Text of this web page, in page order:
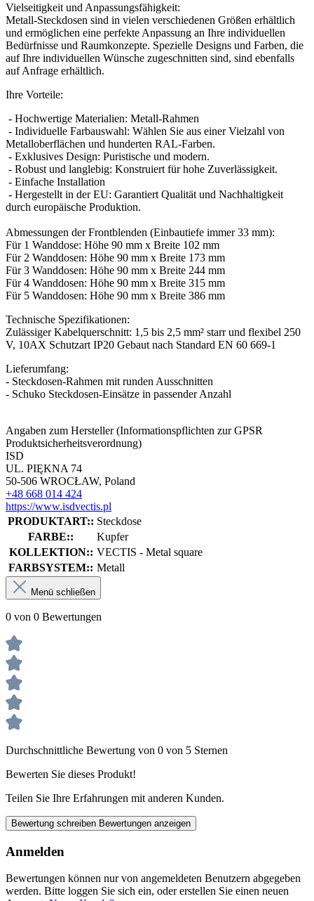
Vielseitigkeit und Anpassungsfähigkeit:
Metall-Steckdosen sind in vielen verschiedenen Größen erhältlich
und ermöglichen eine perfekte Anpassung an Ihre individuellen
Bedürfnisse und Raumkonzepte. Spezielle Designs und Farben, die
auf Ihre individuellen Wünsche zugeschnitten sind, sind ebenfalls
auf Anfrage erhältlich.
Ihre Vorteile:
- Hochwertige Materialien: Metall-Rahmen
- Individuelle Farbauswahl: Wählen Sie aus einer Vielzahl von
Metalloberflächen und hunderten RAL-Farben.
- Exklusives Design: Puristische und modern.
- Robust und langlebig: Konstruiert für hohe Zuverlässigkeit.
- Einfache Installation
- Hergestellt in der EU: Garantiert Qualität und Nachhaltigkeit
durch europäische Produktion.
Abmessungen der Frontblenden (Einbautiefe immer 33 mm):
Für 1 Wanddose: Höhe 90 mm x Breite 102 mm
Für 2 Wanddosen: Höhe 90 mm x Breite 173 mm
Für 3 Wanddosen: Höhe 90 mm x Breite 244 mm
Für 4 Wanddosen: Höhe 90 mm x Breite 315 mm
Für 5 Wanddosen: Höhe 90 mm x Breite 386 mm
Technische Spezifikationen:
Zulässiger Kabelquerschnitt: 1,5 bis 2,5 mm² starr und flexibel 250
V, 10AX Schutzart IP20 Gebaut nach Standard EN 60 669-1
Lieferumfang:
- Steckdosen-Rahmen mit runden Ausschnitten
- Schuko Steckdosen-Einsätze in passender Anzahl
Angaben zum Hersteller (Informationspflichten zur GPSR
Produktsicherheitsverordnung)
ISD
UL. PIĘKNA 74
50-506 WROCŁAW, Poland
+48 668 014 424
https://www.isdvectis.pl
PRODUKTART:: Steckdose
FARBE::
Kupfer
KOLLEKTION:: VECTIS - Metal square
FARBSYSTEM:: Metall
Menü schließen
0 von 0 Bewertungen
Durchschnittliche Bewertung von 0 von 5 Sternen
Bewerten Sie dieses Produkt!
Teilen Sie Ihre Erfahrungen mit anderen Kunden.
Bewertung schreiben Bewertungen anzeigen
Anmelden
Bewertungen können nur von angemeldeten Benutzern abgegeben
werden. Bitte loggen Sie sich ein, oder erstellen Sie einen neuen